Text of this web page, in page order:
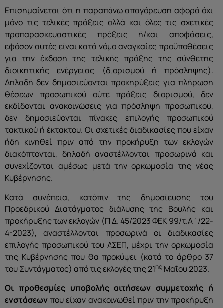
Επισημαίνεται ότι η παραπάνω απαγόρευση αφορά όχι
μόνο τις τελικές πράξεις αλλά και όλες τις σχετικές
προπαρασκευαστικές πράξεις ή/και αποφάσεις,
εφόσον αυτές είναι κατά νόμο αναγκαίες προϋποθέσεις
για την έκδοση της τελικής πράξης της σύνθετης
διοικητικής ενέργειας (διορισμού ή πρόσληψης).
Δηλαδή δεν δημοσιεύονται προκηρύξεις για πλήρωση
θέσεων προσωπικού ούτε πράξεις διορισμού, δεν
εκδίδονται ανακοινώσεις για πρόσληψη προσωπικού,
δεν δημοσιεύονται πίνακες επιλογής προσωπικού
τακτικού ή έκτακτου. Οι σχετικές διαδικασίες που είχαν
ήδη κινηθεί πριν από την προκήρυξη των εκλογών
διακόπτονται, δηλαδή αναστέλλονται προσωρινά και
συνεχίζονται αμέσως μετά την ορκωμοσία της νέας
Κυβέρνησης.
Κατά συνέπεια, κατόπιν της δημοσίευσης του
Προεδρικού Διατάγματος διάλυσης της Βουλής και
προκήρυξης των εκλογών (Π.Δ. 45/2023 ΦΕΚ 99/τ.Α΄/22-
4-2023), αναστέλλονται προσωρινά οι διαδικασίες
επιλογής προσωπικού του ΑΣΕΠ, μέχρι την ορκωμοσία
της Κυβέρνησης που θα προκύψει (κατά το άρθρο 37
του Συντάγματος) από τις εκλογές της 21ης Μαΐου 2023.
Οι προθεσμίες υποβολής αιτήσεων συμμετοχής ή
ενστάσεωνπου είχαν ανακοινωθεί πριν την προκήρυξη